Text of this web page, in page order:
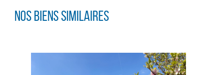
Nos biens similaires